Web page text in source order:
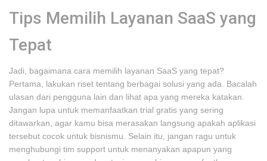
Tips Memilih Layanan SaaS yang
Tepat
Jadi, bagaimana cara memilih layanan SaaS yang tepat?
Pertama, lakukan riset tentang berbagai solusi yang ada. Bacalah
ulasan dari pengguna lain dan lihat apa yang mereka katakan.
Jangan lupa untuk memanfaatkan trial gratis yang sering
ditawarkan, agar kamu bisa merasakan langsung apakah aplikasi
tersebut cocok untuk bisnismu. Selain itu, jangan ragu untuk
menghubungi tim support untuk menanyakan apapun yang